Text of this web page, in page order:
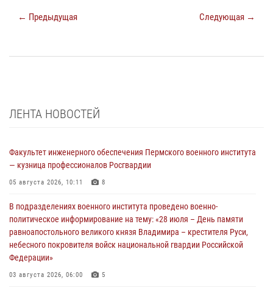
← Предыдущая Следующая →
ЛЕНТА НОВОСТЕЙ
Факультет инженерного обеспечения Пермского военного института
— кузница профессионалов Росгвардии
05 августа 2026, 10:11 8
В подразделениях военного института проведено военно-
политическое информирование на тему: «28 июля – День памяти
равноапостольного великого князя Владимира – крестителя Руси,
небесного покровителя войск национальной гвардии Российской
Федерации»
03 августа 2026, 06:00 5